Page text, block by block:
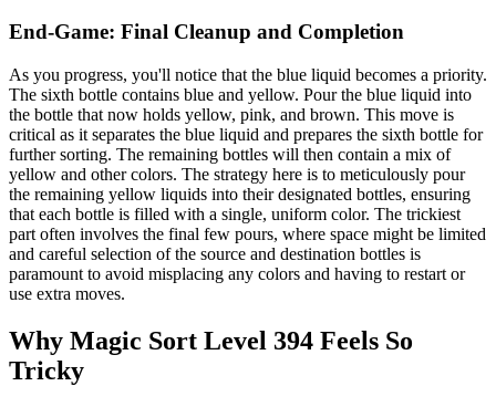
End-Game: Final Cleanup and Completion
As you progress, you'll notice that the blue liquid becomes a priority.
The sixth bottle contains blue and yellow. Pour the blue liquid into
the bottle that now holds yellow, pink, and brown. This move is
critical as it separates the blue liquid and prepares the sixth bottle for
further sorting. The remaining bottles will then contain a mix of
yellow and other colors. The strategy here is to meticulously pour
the remaining yellow liquids into their designated bottles, ensuring
that each bottle is filled with a single, uniform color. The trickiest
part often involves the final few pours, where space might be limited
and careful selection of the source and destination bottles is
paramount to avoid misplacing any colors and having to restart or
use extra moves.
Why Magic Sort Level 394 Feels So
Tricky